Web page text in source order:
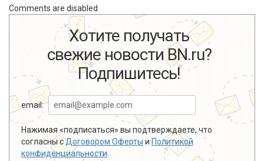
Comments are disabled
Хотите получать
свежие новости BN.ru?
Подпишитесь!
email:
Нажимая «подписаться» вы подтверждаете, что
согласны сДоговором Оферты и Политикой
конфиденциальности.